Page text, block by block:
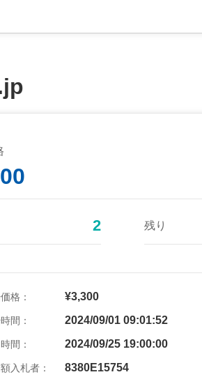
2 残り
格： ¥3,300
間： 2024/09/01 09:01:52
間： 2024/09/25 19:00:00
入札者： 8380E15754